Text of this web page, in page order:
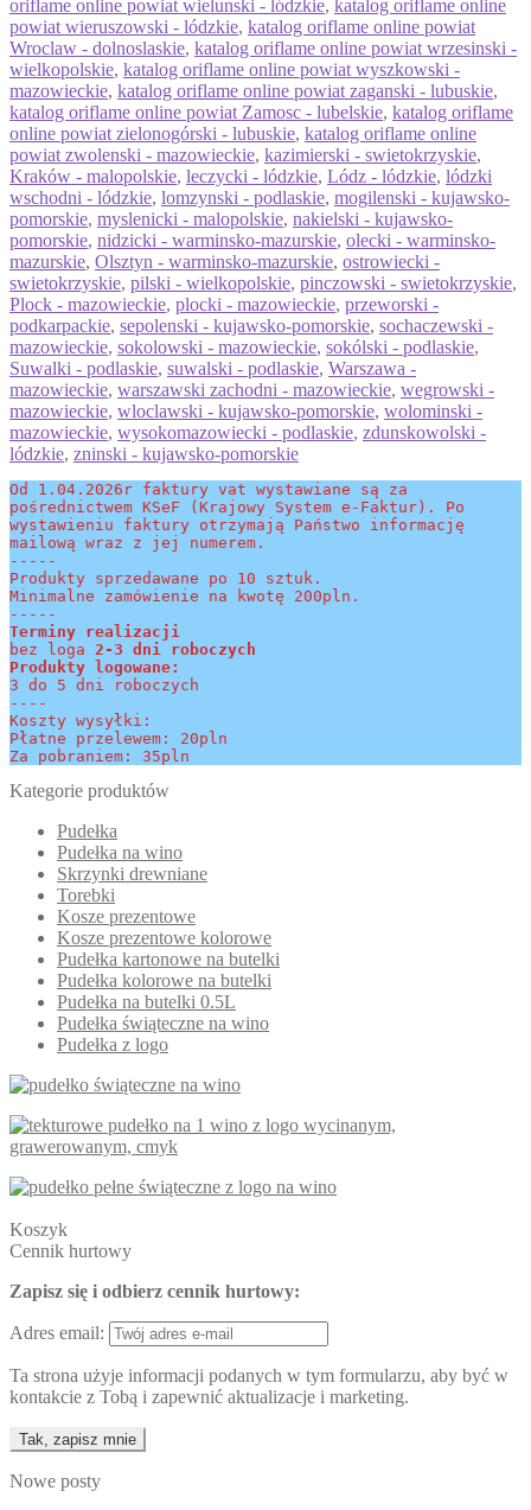
oriflame online powiat wielunski - lódzkie, katalog oriflame online
powiat wieruszowski - lódzkie, katalog oriflame online powiat
Wroclaw - dolnoslaskie, katalog oriflame online powiat wrzesinski -
wielkopolskie, katalog oriflame online powiat wyszkowski -
mazowieckie, katalog oriflame online powiat zaganski - lubuskie,
katalog oriflame online powiat Zamosc - lubelskie, katalog oriflame
online powiat zielonogórski - lubuskie, katalog oriflame online
powiat zwolenski - mazowieckie, kazimierski - swietokrzyskie,
Kraków - malopolskie, leczycki - lódzkie, Lódz - lódzkie, lódzki
wschodni - lódzkie, lomzynski - podlaskie, mogilenski - kujawsko-
pomorskie, myslenicki - malopolskie, nakielski - kujawsko-
pomorskie, nidzicki - warminsko-mazurskie, olecki - warminsko-
mazurskie, Olsztyn - warminsko-mazurskie, ostrowiecki -
swietokrzyskie, pilski - wielkopolskie, pinczowski - swietokrzyskie,
Plock - mazowieckie, plocki - mazowieckie, przeworski -
podkarpackie, sepolenski - kujawsko-pomorskie, sochaczewski -
mazowieckie, sokolowski - mazowieckie, sokólski - podlaskie,
Suwalki - podlaskie, suwalski - podlaskie, Warszawa -
mazowieckie, warszawski zachodni - mazowieckie, wegrowski -
mazowieckie, wloclawski - kujawsko-pomorskie, wolominski -
mazowieckie, wysokomazowiecki - podlaskie, zdunskowolski -
lódzkie, zninski - kujawsko-pomorskie
Od 1.04.2026r faktury vat wystawiane są za
pośrednictwem KSeF (Krajowy System e-Faktur). Po
wystawieniu faktury otrzymają Państwo informację
mailową wraz z jej numerem.
-----
Produkty sprzedawane po 10 sztuk.
Minimalne zamówienie na kwotę 200pln.
-----
Terminy realizacji
bez loga 2-3 dni roboczych
Produkty logowane:
3 do 5 dni roboczych
----
Koszty wysyłki:
Płatne przelewem: 20pln
Za pobraniem: 35pln
Kategorie produktów
Pudełka
Pudełka na wino
Skrzynki drewniane
Torebki
Kosze prezentowe
Kosze prezentowe kolorowe
Pudełka kartonowe na butelki
Pudełka kolorowe na butelki
Pudełka na butelki 0.5L
Pudełka świąteczne na wino
Pudełka z logo
Koszyk
Cennik hurtowy
Zapisz się i odbierz cennik hurtowy:
Adres email:
Ta strona użyje informacji podanych w tym formularzu, aby być w
kontakcie z Tobą i zapewnić aktualizacje i marketing.
Nowe posty